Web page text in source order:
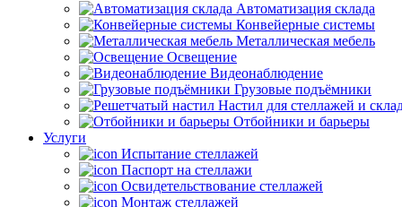
Автоматизация склада
Конвейерные системы
Металлическая мебель
Освещение
Видеонаблюдение
Грузовые подъёмники
Настил для стеллажей и
Отбойники и барьеры
Услуги
Испытание стеллажей
Паспорт на стеллажи
Освидетельствование стеллажей
Монтаж стеллажей